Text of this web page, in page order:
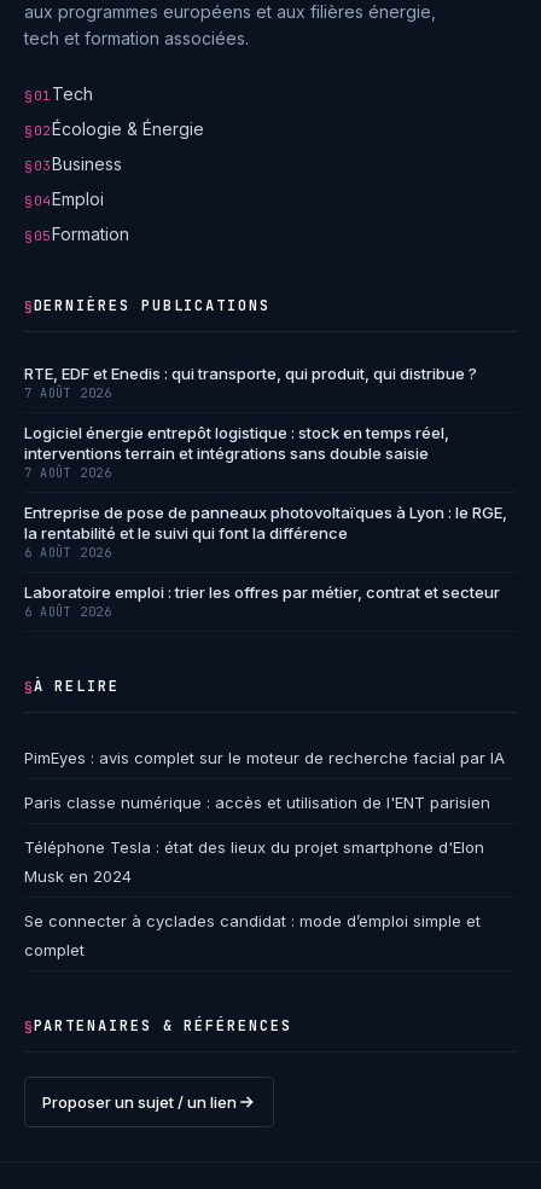
aux programmes européens et aux filières énergie,
tech et formation associées.
§01 Tech
§02Écologie & Énergie
§03Business
§04Emploi
§05Formation
§DERNIÈRES PUBLICATIONS
RTE, EDF et Enedis : qui transporte, qui produit, qui distribue ?
7 AOÛT 2026
Logiciel énergie entrepôt logistique : stock en temps réel,
interventions terrain et intégrations sans double saisie
7 AOÛT 2026
Entreprise de pose de panneaux photovoltaïques à Lyon : le RGE,
la rentabilité et le suivi qui font la différence
6 AOÛT 2026
Laboratoire emploi : trier les offres par métier, contrat et secteur
6 AOÛT 2026
§À RELIRE
PimEyes : avis complet sur le moteur de recherche facial par IA
Paris classe numérique : accès et utilisation de l'ENT parisien
Téléphone Tesla : état des lieux du projet smartphone d'Elon
Musk en 2024
Se connecter à cyclades candidat : mode d’emploi simple et
complet
§PARTENAIRES & RÉFÉRENCES
Proposer un sujet / un lien